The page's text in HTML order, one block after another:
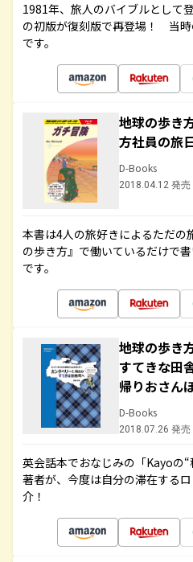
1981年、旅人のバイブルとして
の初版が復刻版で再登場！ 当
です。
地球の歩き
方社員の旅
D-Books
2018.04.12 発売
本書は4人の旅好きによるただの
の歩き方』で働いているだけで
です。
地球の歩き
すてきな田
帰りおさん
D-Books
2018.07.26 発売
英会話本でおなじみの「Kayoの
著者が、今度は自分の滞在する
介！